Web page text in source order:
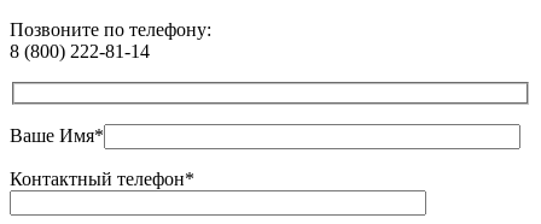
Позвоните по телефону:
8 (800) 222-81-14
Ваше Имя*
Контактный телефон*